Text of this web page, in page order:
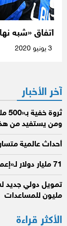
اتفاق «شبه
آخر الأخبار
ومن يستفيد من
أحداث عالمية
71 مليار دولار لـ«إعمار غزة».. من أين يأتي التمويل؟
مليون للمساعدات
الأكثر قراءة